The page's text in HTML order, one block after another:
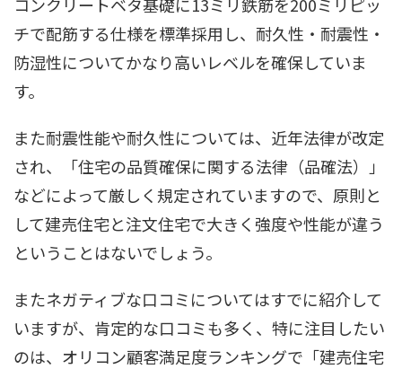
チで配筋する仕様を標準採用し、耐久性・耐震性・
防湿性についてかなり高いレベルを確保していま
す。
また耐震性能や耐久性については、近年法律が改定
され、「住宅の品質確保に関する法律（品確法）」
などによって厳しく規定されていますので、原則と
して建売住宅と注文住宅で大きく強度や性能が違う
ということはないでしょう。
またネガティブな口コミについてはすでに紹介して
いますが、肯定的な口コミも多く、特に注目したい
のは、オリコン顧客満足度ランキングで「建売住宅